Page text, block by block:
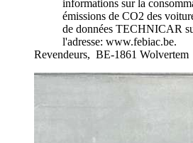
informations sur la
émissions de CO2 des
de données TECHNICAR
l'adresse: www.febiac.be.
Revendeurs, BE-1861 Wolvertem